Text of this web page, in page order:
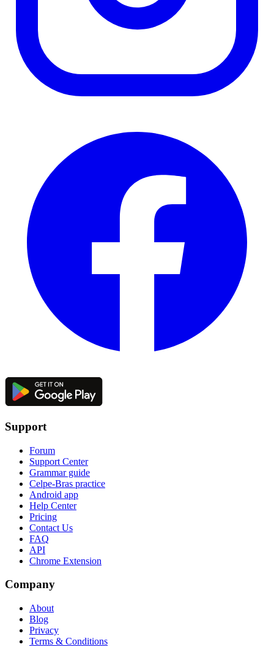
Support
Forum
Support Center
Grammar guide
Celpe-Bras practice
Android app
Help Center
Pricing
Contact Us
FAQ
API
Chrome Extension
Company
About
Blog
Privacy
Terms & Conditions